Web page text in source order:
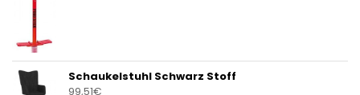
Schaukelstuhl Schwarz Stoff
99,51€